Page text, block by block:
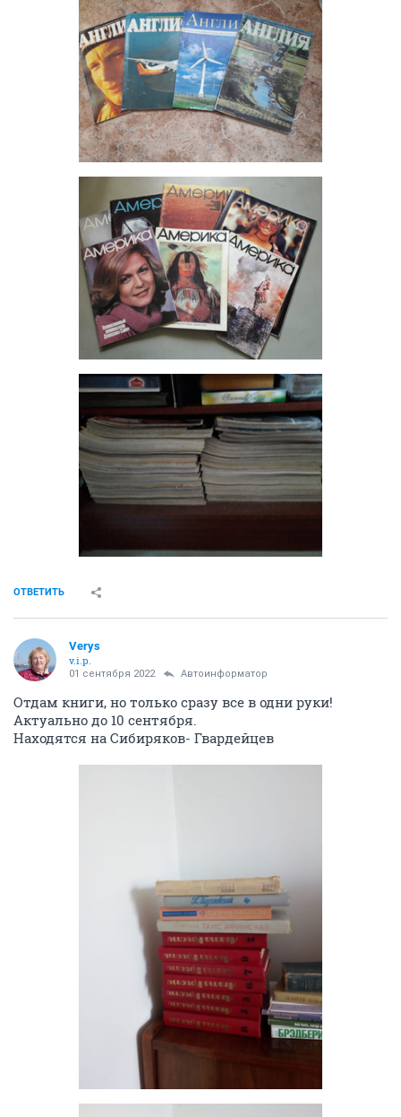
ОТВЕТИТЬ
Verys
v.i.p.
01 сентября 2022 Автоинформатор
Отдам книги, но только сразу все в одни руки!
Актуально до 10 сентября.
Находятся на Сибиряков- Гвардейцев